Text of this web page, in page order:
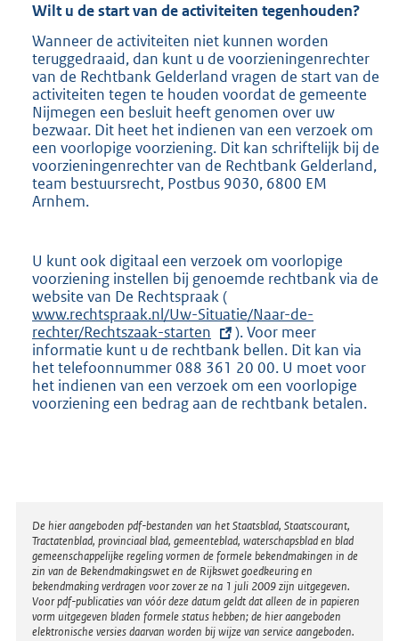
n
:
Wilt u de start van de activiteiten tegenhouden?
Wanneer de activiteiten niet kunnen worden
teruggedraaid, dan kunt u de voorzieningenrechter
van de Rechtbank Gelderland vragen de start van de
activiteiten tegen te houden voordat de gemeente
Nijmegen een besluit heeft genomen over uw
bezwaar. Dit heet het indienen van een verzoek om
een voorlopige voorziening. Dit kan schriftelijk bij de
voorzieningenrechter van de Rechtbank Gelderland,
team bestuursrecht, Postbus 9030, 6800 EM
Arnhem.
U kunt ook digitaal een verzoek om voorlopige
voorziening instellen bij genoemde rechtbank via de
website van De Rechtspraak (
x
t
e
r
n
e
www.rechtspraak.nl/Uw-Situatie/Naar-de-
rechter/Rechtszaak-starten
). Voor meer
informatie kunt u de rechtbank bellen. Dit kan via
het telefoonnummer 088 361 20 00. U moet voor
het indienen van een verzoek om een voorlopige
voorziening een bedrag aan de rechtbank betalen.
Disclaimer
De hier aangeboden pdf-bestanden van het Staatsblad, Staatscourant,
Tractatenblad, provinciaal blad, gemeenteblad, waterschapsblad en blad
gemeenschappelijke regeling vormen de formele bekendmakingen in de
zin van de Bekendmakingswet en de Rijkswet goedkeuring en
bekendmaking verdragen voor zover ze na 1 juli 2009 zijn uitgegeven.
Voor pdf-publicaties van vóór deze datum geldt dat alleen de in papieren
vorm uitgegeven bladen formele status hebben; de hier aangeboden
elektronische versies daarvan worden bij wijze van service aangeboden.